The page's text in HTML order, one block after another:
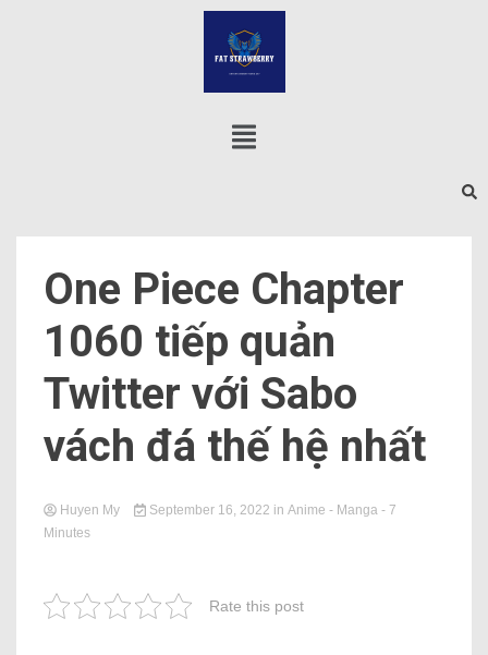
One Piece Chapter
1060 tiếp quản
Twitter với Sabo
vách đá thế hệ nhất
Huyen My September 16, 2022 in Anime - Manga - 7
Minutes
Rate this post